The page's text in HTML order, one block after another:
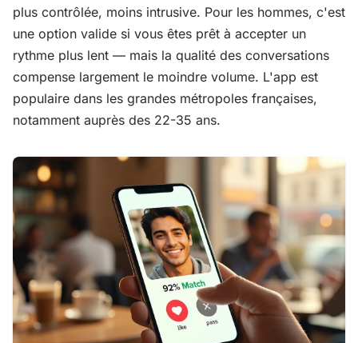
plus contrôlée, moins intrusive. Pour les hommes, c'est
une option valide si vous êtes prêt à accepter un
rythme plus lent — mais la qualité des conversations
compense largement le moindre volume. L'app est
populaire dans les grandes métropoles françaises,
notamment auprès des 22-35 ans.